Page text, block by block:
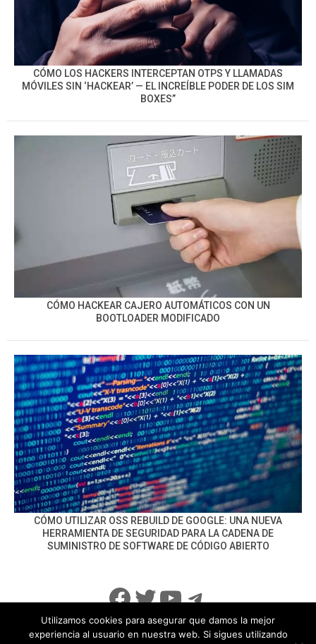
CÓMO LOS HACKERS INTERCEPTAN OTPS Y LLAMADAS
MÓVILES SIN ‘HACKEAR’ — EL INCREÍBLE PODER DE LOS SIM
BOXES”
CÓMO HACKEAR CAJERO AUTOMÁTICOS CON UN
BOOTLOADER MODIFICADO
CÓMO UTILIZAR OSS REBUILD DE GOOGLE: UNA NUEVA
HERRAMIENTA DE SEGURIDAD PARA LA CADENA DE
SUMINISTRO DE SOFTWARE DE CÓDIGO ABIERTO
Facebook
Twitter
YouTube
Telegram
Utilizamos cookies para asegurar que damos la mejor
experiencia al usuario en nuestra web. Si sigues utilizando